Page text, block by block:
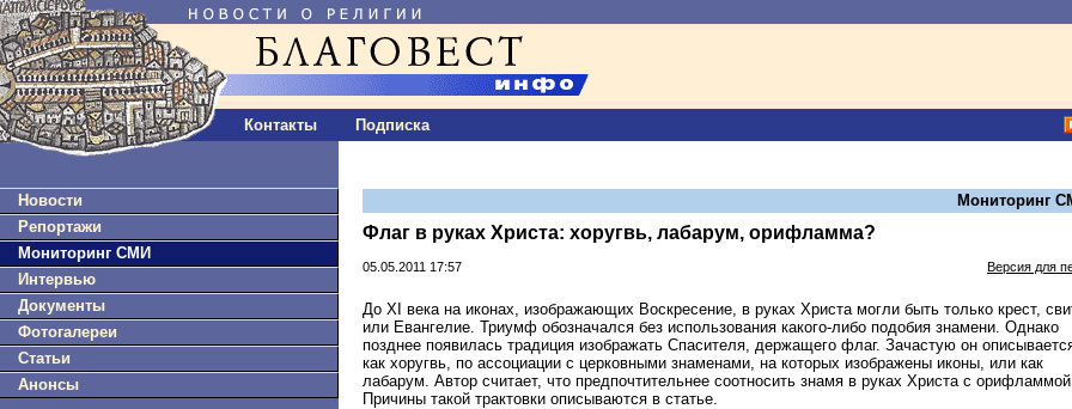
Контакты Подписка
Новости
Репортажи
Мониторинг СМИ
Интервью
Документы
Фотогалереи
Статьи
Анонсы
Мониторинг
Флаг в руках Христа: хоругвь, лабарум, орифламма?
05.05.2011 17:57 Версия для
До XI века на иконах, изображающих Воскресение, в руках Христа могли быть только крест,
или Евангелие. Триумф обозначался без использования какого-либо подобия знамени. Однако
позднее появилась традиция изображать Спасителя, держащего флаг. Зачастую он
как хоругвь, по ассоциации с церковными знаменами, на которых изображены иконы, или как
лабарум. Автор считает, что предпочтительнее соотносить знамя в руках Христа с орифламмой.
Причины такой трактовки описываются в статье.